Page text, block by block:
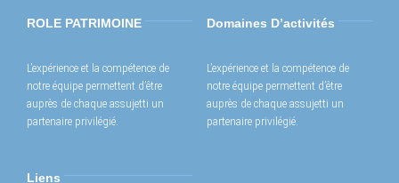
ROLE PATRIMOINE
L’expérience et la compétence de
notre équipe permettent d’être
auprès de chaque assujetti un
partenaire privilégié.
Domaines D’activités
L’expérience et la compétence de
notre équipe permettent d’être
auprès de chaque assujetti un
partenaire privilégié.
Liens